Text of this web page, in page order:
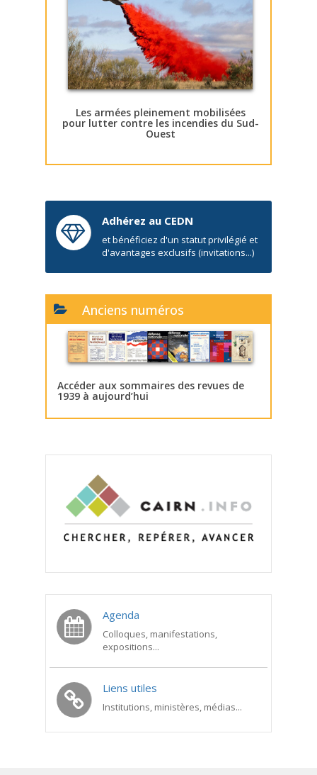
Les armées pleinement mobilisées
pour lutter contre les incendies du Sud-
Ouest
Adhérez au CEDN
et bénéficiez d'un statut privilégié et
d'avantages exclusifs (invitations...)
Anciens numéros
Accéder aux sommaires des revues de
1939 à aujourd’hui
Agenda
Colloques, manifestations,
expositions...
Liens utiles
Institutions, ministères, médias...